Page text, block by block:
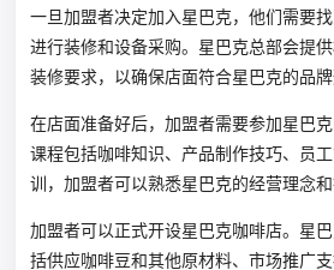
一旦加盟者决定加入星巴克，他们需要
进行装修和设备采购。星巴克总部会提
装修要求，以确保店面符合星巴克的品牌
在店面准备好后，加盟者需要参加星巴
课程包括咖啡知识、产品制作技巧、员
训，加盟者可以熟悉星巴克的经营理念和
加盟者可以正式开设星巴克咖啡店。星
括供应咖啡豆和其他原材料、市场推广